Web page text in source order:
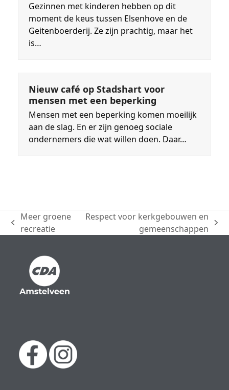
Gezinnen met kinderen hebben op dit
moment de keus tussen Elsenhove en de
Geitenboerderij. Ze zijn prachtig, maar het
is…
Nieuw café op Stadshart voor
mensen met een beperking
Mensen met een beperking komen moeilijk
aan de slag. En er zijn genoeg sociale
ondernemers die wat willen doen. Daar…
previous
Meer groene
recreatie
Respect voor kerkgebouwen en
gemeenschappen